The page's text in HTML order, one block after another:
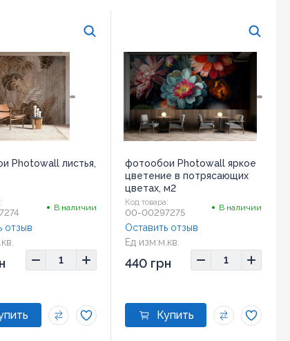
Photowall листья,
В наличии
отзыв
фотообои Photowall яркое
цветение в потрясающих
цветах, м2
Код товара:
00-00297275 В наличии
Ед изм:м.кв.
Оставить отзыв
440 грн